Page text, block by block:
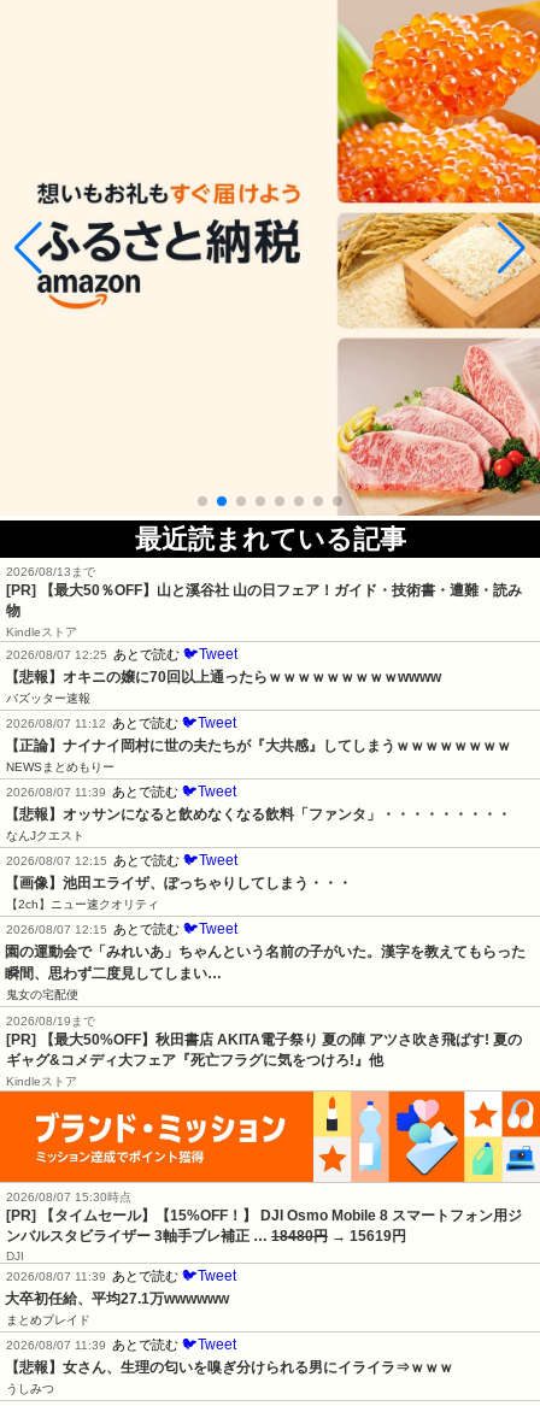
最近読まれている記事
2026/08/13まで
[PR]
【最大50％OFF】山と溪谷社 山の日フェア！ガイド・技術書・遭難・読み
物
Kindleストア
2026/08/07 12:25
あとで読む 🐦Tweet
【悲報】オキニの嬢に70回以上通ったらｗｗｗｗｗｗｗｗｗwwww
バズッター速報
2026/08/07 11:12
あとで読む 🐦Tweet
【正論】ナイナイ岡村に世の夫たちが『大共感』してしまうｗｗｗｗｗｗｗｗ
NEWSまとめもりー
2026/08/07 11:39
あとで読む 🐦Tweet
【悲報】オッサンになると飲めなくなる飲料「ファンタ」・・・・・・・・・
なんJクエスト
2026/08/07 12:15
あとで読む 🐦Tweet
【画像】池田エライザ、ぽっちゃりしてしまう・・・
【2ch】ニュー速クオリティ
2026/08/07 12:15
あとで読む 🐦Tweet
園の運動会で「みれいあ」ちゃんという名前の子がいた。漢字を教えてもらった
瞬間、思わず二度見してしまい…
鬼女の宅配便
2026/08/19まで
[PR] 【最大50%OFF】秋田書店 AKITA電子祭り 夏の陣 アツさ吹き飛ばす! 夏の
ギャグ&コメディ大フェア『死亡フラグに気をつけろ!』他
Kindleストア
2026/08/07 15:30時点
[PR] 【タイムセール】【15%OFF！】 DJI Osmo Mobile 8 スマートフォン用ジ
ンバルスタビライザー 3軸手ブレ補正 … 18480円 → 15619円
DJI
2026/08/07 11:39
あとで読む 🐦Tweet
大卒初任給、平均27.1万wwwwww
まとめブレイド
2026/08/07 11:39
あとで読む 🐦Tweet
【悲報】女さん、生理の匂いを嗅ぎ分けられる男にイライラ⇒ｗｗｗ
うしみつ